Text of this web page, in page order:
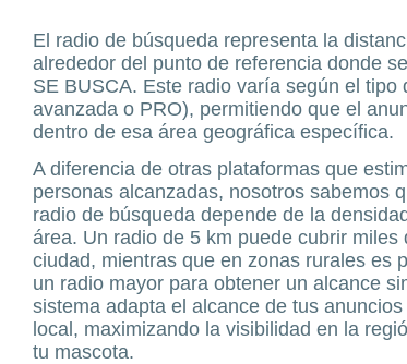
El radio de búsqueda representa la
alrededor del punto de referencia donde
SE BUSCA. Este radio varía según el tipo
avanzada o PRO), permitiendo que el
dentro de esa área geográfica específica.
A diferencia de otras plataformas que
personas alcanzadas, nosotros sabemos
radio de búsqueda depende de la
área. Un radio de 5 km puede cubrir miles
ciudad, mientras que en zonas rurales es
un radio mayor para obtener un alcance
sistema adapta el alcance de tus
local, maximizando la visibilidad en la
tu mascota.